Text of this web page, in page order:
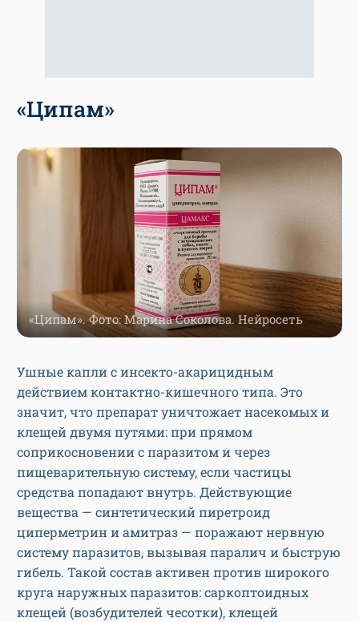
«Ципам»
«Ципам». Фото: Марина Соколова. Нейросеть
Ушные капли с инсекто-акарицидным
действием контактно-кишечного типа. Это
значит, что препарат уничтожает насекомых и
клещей двумя путями: при прямом
соприкосновении с паразитом и через
пищеварительную систему, если частицы
средства попадают внутрь. Действующие
вещества — синтетический пиретроид
циперметрин и амитраз — поражают нервную
систему паразитов, вызывая паралич и быструю
гибель. Такой состав активен против широкого
круга наружных паразитов: саркоптоидных
клещей (возбудителей чесотки), клещей